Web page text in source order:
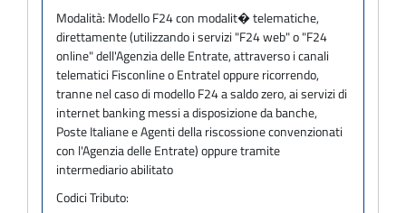
Modalità: Modello F24 con modalit� telematiche,
direttamente (utilizzando i servizi "F24 web" o "F24
online" dell'Agenzia delle Entrate, attraverso i canali
telematici Fisconline o Entratel oppure ricorrendo,
tranne nel caso di modello F24 a saldo zero, ai servizi di
internet banking messi a disposizione da banche,
Poste Italiane e Agenti della riscossione convenzionati
con l'Agenzia delle Entrate) oppure tramite
intermediario abilitato
Codici Tributo: